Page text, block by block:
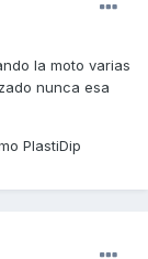
la moto varias
nunca esa
PlastiDip